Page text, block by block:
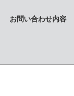
お問い合わせ内容